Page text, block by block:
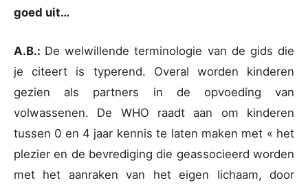
goed uit…
A.B.: De welwillende terminologie van de gids die
je citeert is typerend. Overal worden kinderen
gezien als partners in de opvoeding van
volwassenen. De WHO raadt aan om kinderen
tussen 0 en 4 jaar kennis te laten maken met « het
plezier en de bevrediging die geassocieerd worden
met het aanraken van het eigen lichaam, door